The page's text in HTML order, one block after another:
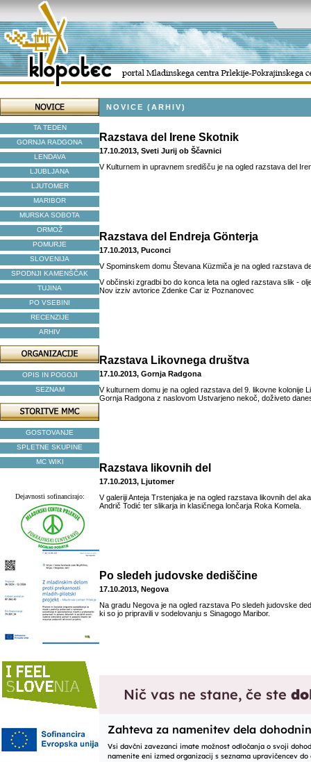
TA TEDEN
GORNJA RADGONA
LENDAVA
LJUBLJANA
LJUTOMER
MARIBOR
MURSKA SOBOTA
ORMOŽ
POMURJE
SLOVENIJA
SPODNJI KAMENŠČAK
TUJINA
PO VSEBINI
RECENZIJE
ARHIV
OPIS IN POGOJI
SEZNAM
GOSTOVANJE
SPLETNE SKUPINE
MC WIKI
Dejavnosti sofinancirajo:
NOVICE (ARHIV)
Razstava del Irene Skotnik
17.10.2013, Sveti Jurij ob Ščavnici
V Kulturnem in upravnem središču je na ogled razstava del
Razstava del Endreja Gönterja
17.10.2013, Puconci
V Spominskem domu Števana Küzmiča je na ogled razstava
V občinski zgradbi bo do konca leta na ogled razstava slik -
Nov izziv avtorice Zdenke Car iz Poznanovec
Razstava Likovnega društva
17.10.2013, Gornja Radgona
V kulturnem domu je na ogled razstava del 9. likovne kolonije
Gornja Radgona z naslovom Ustvarjeno nekoč, doživeto
Razstava likovnih del
17.10.2013, Ljutomer
V galeriji Anteja Trstenjaka je na ogled razstava likovnih del
Andrič Todić ter slikarja in klasičnega lončarja Roka Komela.
Po sledeh judovske dediščine
17.10.2013, Negova
Na gradu Negova je na ogled razstava Po sledeh judovske
ki so jo pripravili v sodelovanju s Sinagogo Maribor.